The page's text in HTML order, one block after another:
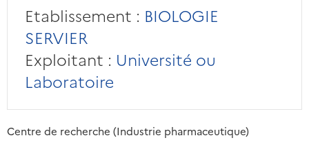
Etablissement : BIOLOGIE
SERVIER
Exploitant : Université ou
Laboratoire
Centre de recherche (Industrie pharmaceutique)